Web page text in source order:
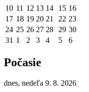
10 11 12 13 14 15 16
17 18 19 20 21 22 23
24 25 26 27 28 29 30
31 1 2 3 4 5 6
Počasie
dnes, nedeľa 9. 8. 2026